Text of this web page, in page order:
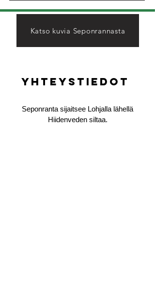
Katso kuvia Seponrannasta
Yhteystiedot
Seponranta sijaitsee Lohjalla lähellä
Hiidenveden siltaa.